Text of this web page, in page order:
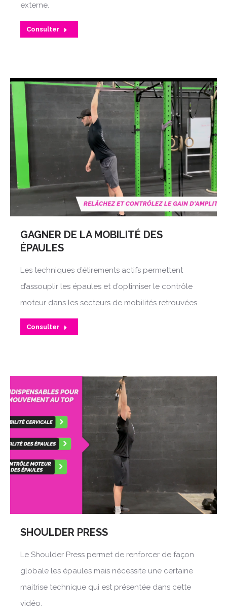
externe.
Consulter
GAGNER DE LA MOBILITÉ DES
ÉPAULES
Les techniques d’étirements actifs permettent
d’assouplir les épaules et d’optimiser le contrôle
moteur dans les secteurs de mobilités retrouvées.
Consulter
SHOULDER PRESS
Le Shoulder Press permet de renforcer de façon
globale les épaules mais nécessite une certaine
maitrise technique qui est présentée dans cette
vidéo.